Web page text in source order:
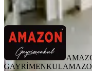
Ara
GAYRİMENKUL